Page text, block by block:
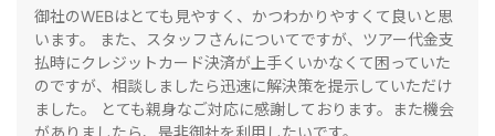
御社のWEBはとても見やすく、かつわかりやすくて良いと思
います。 また、スタッフさんについてですが、ツアー代金支
払時にクレジットカード決済が上手くいかなくて困っていた
のですが、相談しましたら迅速に解決策を提示していただけ
ました。 とても親身なご対応に感謝しております。また機会
がありましたら、是非御社を利用したいです。